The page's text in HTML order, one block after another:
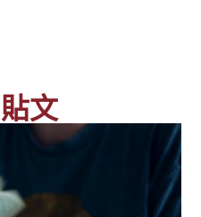
文